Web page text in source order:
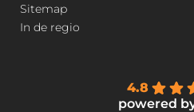
Sitemap
In de regio
4.8
powered